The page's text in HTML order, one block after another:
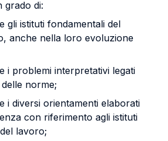
grado di:
istituti fondamentali del
anche nella loro evoluzione
interpretativi legati
norme;
orientamenti elaborati
con riferimento agli istituti
lavoro;